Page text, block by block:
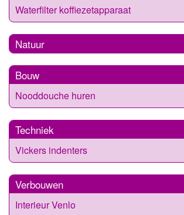
Waterfilter koffiezetapparaat
Natuur
Bouw
Nooddouche huren
Techniek
Vickers indenters
Verbouwen
Interieur Venlo